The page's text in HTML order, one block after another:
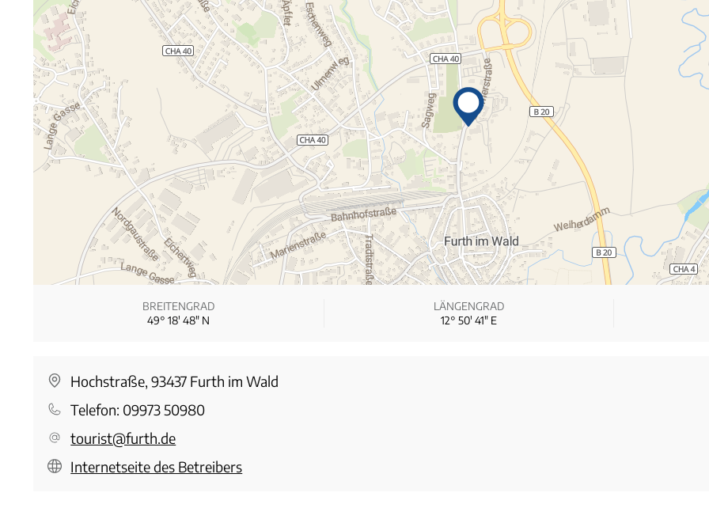
BREITENGRAD
49° 18′ 48″ N
LÄNGENGRAD
12° 50′ 41″ E
Hochstraße, 93437 Furth im Wald
Telefon: 09973 50980
tourist@furth.de
Internetseite des Betreibers